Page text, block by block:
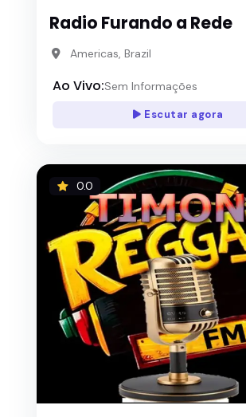
Radio Furando a Rede
Americas, Brazil
Ao Vivo:Sem Informações
Escutar agora
0.0